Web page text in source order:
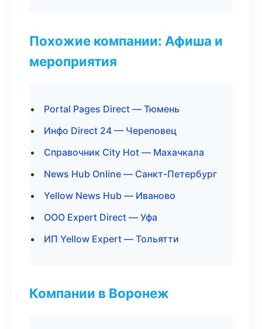
Похожие компании: Афиша и
мероприятия
Portal Pages Direct — Тюмень
Инфо Direct 24 — Череповец
Справочник City Hot — Махачкала
News Hub Online — Санкт-Петербург
Yellow News Hub — Иваново
ООО Expert Direct — Уфа
ИП Yellow Expert — Тольятти
Компании в Воронеж